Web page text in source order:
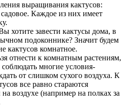
выращивания кактусов:
Каждое из них имеет
хотите завести кактусы дома, в
подоконнике? Значит будем
кактусов комнатное.
отнести к комнатным растениям,
многие условия-
от слишком сухого воздуха. К
все равно стараются
воздухе (например на полках за